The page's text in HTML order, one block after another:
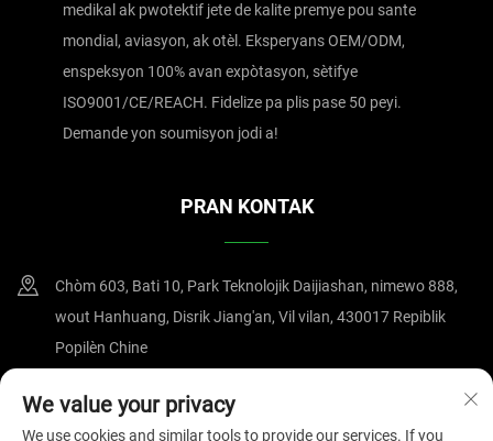
medikal ak pwotektif jete de kalite premye pou sante
mondial, aviasyon, ak otèl. Eksperyans OEM/ODM,
enspeksyon 100% avan expòtasyon, sètifye
ISO9001/CE/REACH. Fidelize pa plis pase 50 peyi.
Demande yon soumisyon jodi a!
PRAN KONTAK
Chòm 603, Bati 10, Park Teknolojik Daijiashan, nimewo 888,
wout Hanhuang, Disrik Jiang'an, Vil vilan, 430017 Repiblik
Popilèn Chine
+86-15607122519
We value your privacy
We use cookies and similar tools to provide our services. If you